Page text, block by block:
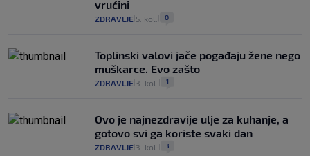
vrućini
ZDRAVLJE 5. kol. 0
Toplinski valovi jače pogađaju žene nego
muškarce. Evo zašto
ZDRAVLJE 3. kol. 1
Ovo je najnezdravije ulje za kuhanje, a
gotovo svi ga koriste svaki dan
ZDRAVLJE 3. kol. 3